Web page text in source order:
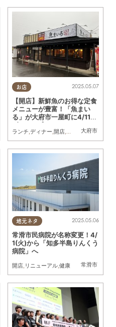
専門店,まちネタ
お店
大府市
2025.05.07
【開店】新鮮魚のお得な定食
メニューが豊富！「魚まい
る」が大府市一屋町に4/11
(金)オープン
ランチ ディナー 開店, 家族,おひとり
地元ネタ
常滑市
2025.05.06
常滑市民病院が名称変更！4/
1(火)から「知多半島りんくう
病院」へ
開店, リニューアル, 健康